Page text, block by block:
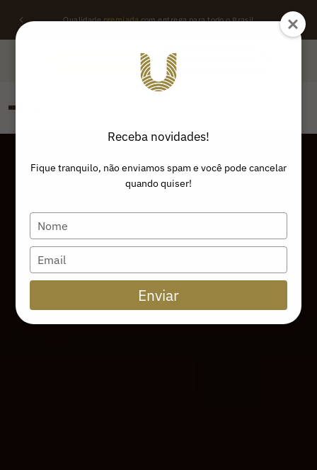
Qualidadepremiadacom entrega para todo o Brasil
ONDE ENCONTRAR
Buscar produtos:
Receba novidades!
Fique tranquilo, não enviamos spam e você pode cancelar
quando quiser!
Type
your
name
Type
your
email
Enviar